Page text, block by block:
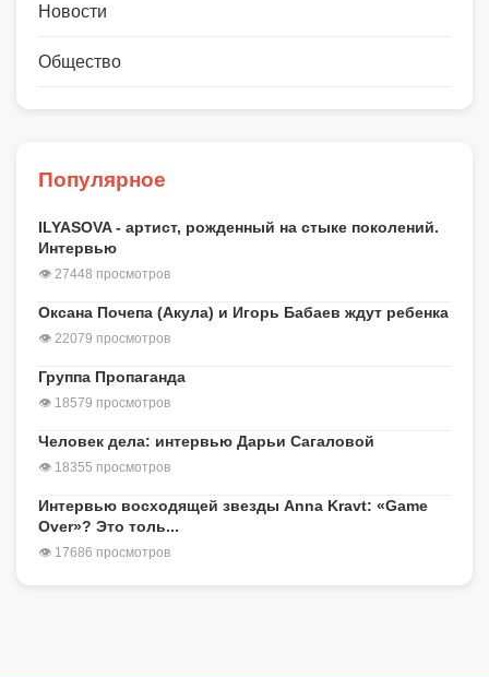
Новости
Общество
Популярное
ILYASOVA - артист, рожденный на стыке поколений.
Интервью
👁 27448 просмотров
Оксана Почепа (Акула) и Игорь Бабаев ждут ребенка
👁 22079 просмотров
Группа Пропаганда
👁 18579 просмотров
Человек дела: интервью Дарьи Сагаловой
👁 18355 просмотров
Интервью восходящей звезды Anna Kravt: «Game
Over»? Это толь...
👁 17686 просмотров